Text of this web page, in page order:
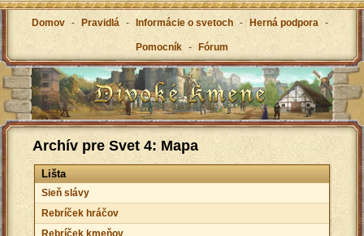
Domov - Pravidlá - Informácie o svetoch - Herná podpora -
Pomocník - Fórum
Archív pre Svet 4: Mapa
Lišta
Sieň slávy
Rebríček hráčov